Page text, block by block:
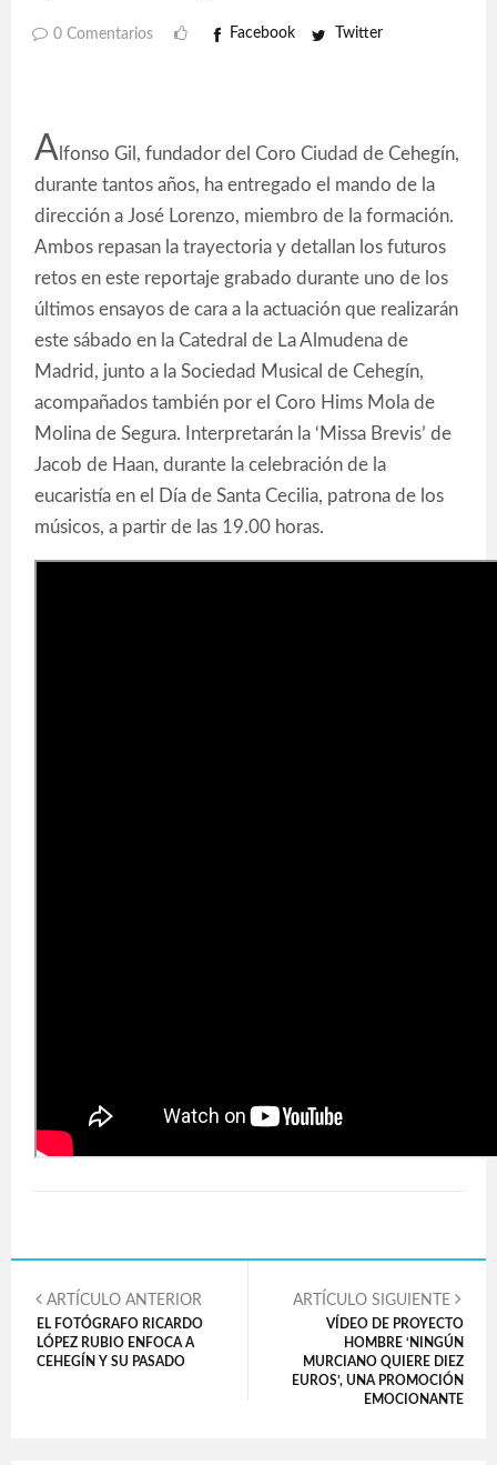
0 Comentarios Facebook Twitter
A lfonso Gil, fundador del Coro Ciudad de Cehegín,
durante tantos años, ha entregado el mando de la
dirección a José Lorenzo, miembro de la formación.
Ambos repasan la trayectoria y detallan los futuros
retos en este reportaje grabado durante uno de los
últimos ensayos de cara a la actuación que realizarán
este sábado en la Catedral de La Almudena de
Madrid, junto a la Sociedad Musical de Cehegín,
acompañados también por el Coro Hims Mola de
Molina de Segura. Interpretarán la ‘Missa Brevis’ de
Jacob de Haan, durante la celebración de la
eucaristía en el Día de Santa Cecilia, patrona de los
músicos, a partir de las 19.00 horas.
ARTÍCULO ANTERIOR
EL FOTÓGRAFO RICARDO
LÓPEZ RUBIO ENFOCA A
CEHEGÍN Y SU PASADO
ARTÍCULO SIGUIENTE
VÍDEO DE PROYECTO
HOMBRE ‘NINGÚN
MURCIANO QUIERE DIEZ
EUROS’, UNA PROMOCIÓN
EMOCIONANTE